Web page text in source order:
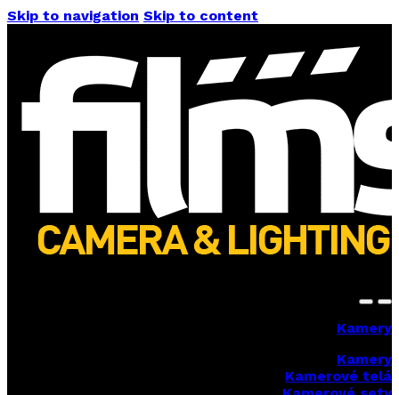
Skip to navigation Skip to content
Kamery
Kamery
Kamerové telá